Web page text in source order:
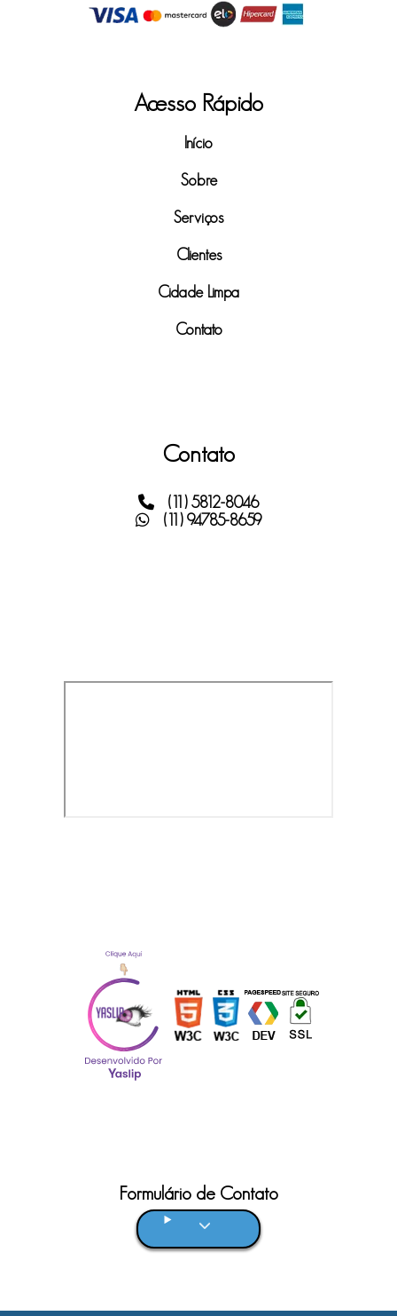
Acesso Rápido
Início
Sobre
Serviços
Clientes
Cidade Limpa
Contato
Contato
(11) 5812-8046
(11) 94785-8659
Formulário de Contato